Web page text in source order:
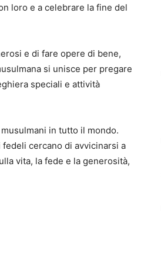
loro e a celebrare la fine del
e di fare opere di bene,
si unisce per pregare
speciali e attività
in tutto il mondo.
cercano di avvicinarsi a
vita, la fede e la generosità,